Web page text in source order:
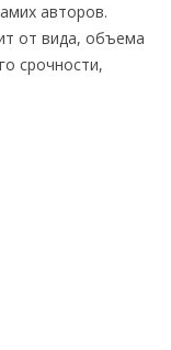
авторов.
от вида, объема
срочности,